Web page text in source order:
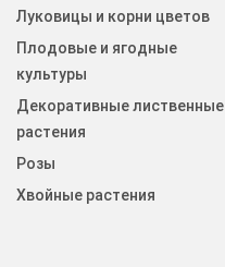
Луковицы и корни цветов
Плодовые и ягодные
культуры
Декоративные лиственные
растения
Розы
Хвойные растения